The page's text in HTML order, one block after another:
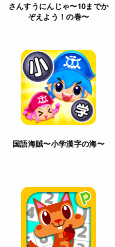
さんすうにんじゃ〜10までか
ぞえよう！の巻〜
国語海賊〜小学漢字の海〜